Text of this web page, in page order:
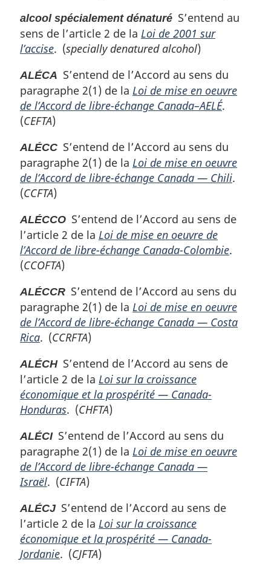
alcool spécialement dénaturé S’entend au
sens de l’article 2 de la Loi de 2001 sur
l’accise. (specially denatured alcohol)
ALÉCA S’entend de l’Accord au sens du
paragraphe 2(1) de la Loi de mise en oeuvre
de l’Accord de libre-échange Canada–AELÉ.
(CEFTA)
ALÉCC S’entend de l’Accord au sens du
paragraphe 2(1) de la Loi de mise en oeuvre
de l’Accord de libre-échange Canada — Chili.
(CCFTA)
ALÉCCO S’entend de l’Accord au sens de
l’article 2 de la Loi de mise en oeuvre de
l’Accord de libre-échange Canada-Colombie.
(CCOFTA)
ALÉCCR S’entend de l’Accord au sens du
paragraphe 2(1) de la Loi de mise en oeuvre
de l’Accord de libre-échange Canada — Costa
Rica. (CCRFTA)
ALÉCHS’entend de l’Accord au sens de
l’article 2 de la Loi sur la croissance
économique et la prospérité — Canada-
Honduras. (CHFTA)
ALÉCIS’entend de l’Accord au sens du
paragraphe 2(1) de la Loi de mise en oeuvre
de l’Accord de libre-échange Canada —
Israël. (CIFTA)
ALÉCJS’entend de l’Accord au sens de
l’article 2 de la Loi sur la croissance
économique et la prospérité — Canada-
Jordanie. (CJFTA)